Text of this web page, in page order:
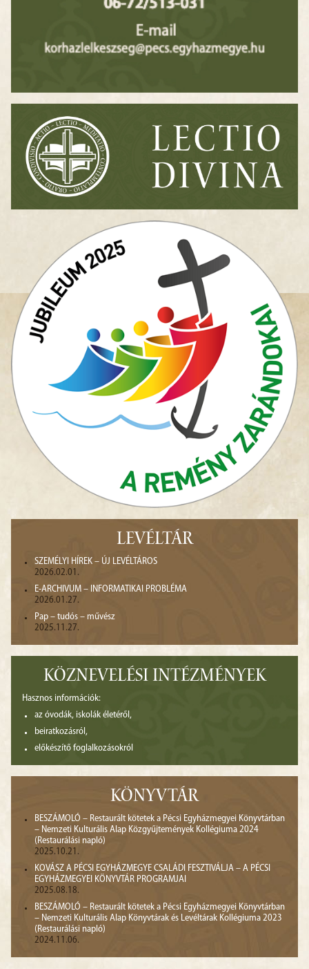
LEVÉLTÁR
SZEMÉLYI HÍREK – ÚJ LEVÉLTÁROS
2026.02.01.
E-ARCHIVUM – INFORMATIKAI PROBLÉMA
2026.01.27.
Pap – tudós – művész
2025.11.27.
KÖZNEVELÉSI INTÉZMÉNYEK
Hasznos információk:
az óvodák, iskolák életéről,
beiratkozásról,
előkészítő foglalkozásokról
KÖNYVTÁR
BESZÁMOLÓ – Restaurált kötetek a Pécsi Egyházmegyei Könyvtárban
– Nemzeti Kulturális Alap Közgyűjtemények Kollégiuma 2024
(Restaurálási napló)
2025.10.21.
KOVÁSZ A PÉCSI EGYHÁZMEGYE CSALÁDI FESZTIVÁLJA – A PÉCSI
EGYHÁZMEGYEI KÖNYVTÁR PROGRAMJAI
2025.08.18.
BESZÁMOLÓ – Restaurált kötetek a Pécsi Egyházmegyei Könyvtárban
– Nemzeti Kulturális Alap Könyvtárak és Levéltárak Kollégiuma 2023
(Restaurálási napló)
2024.11.06.